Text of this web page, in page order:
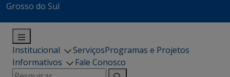
Grosso do Sul
Institucional ServiçosProgramas e Projetos
Informativos
Fale Conosco
Pesquisar